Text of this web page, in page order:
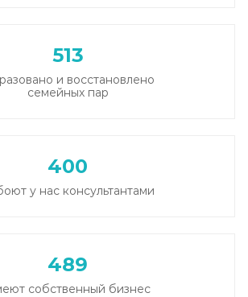
513
и восстановлено
семейных пар
400
у нас консультантами
489
собственный бизнес